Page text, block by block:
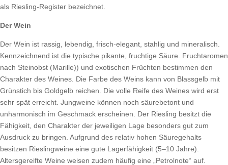
als Riesling-Register bezeichnet.
Der Wein
Der Wein ist rassig, lebendig, frisch-elegant, stahlig und mineralisch.
Kennzeichnend ist die typische pikante, fruchtige Säure. Fruchtaromen
nach Steinobst (Marille)) und exotischen Früchten bestimmen den
Charakter des Weines. Die Farbe des Weins kann von Blassgelb mit
Grünstich bis Goldgelb reichen. Die volle Reife des Weines wird erst
sehr spät erreicht. Jungweine können noch säurebetont und
unharmonisch im Geschmack erscheinen. Der Riesling besitzt die
Fähigkeit, den Charakter der jeweiligen Lage besonders gut zum
Ausdruck zu bringen. Aufgrund des relativ hohen Säuregehalts
besitzen Rieslingweine eine gute Lagerfähigkeit (5–10 Jahre).
Altersgereifte Weine weisen zudem häufig eine „Petrolnote“ auf.